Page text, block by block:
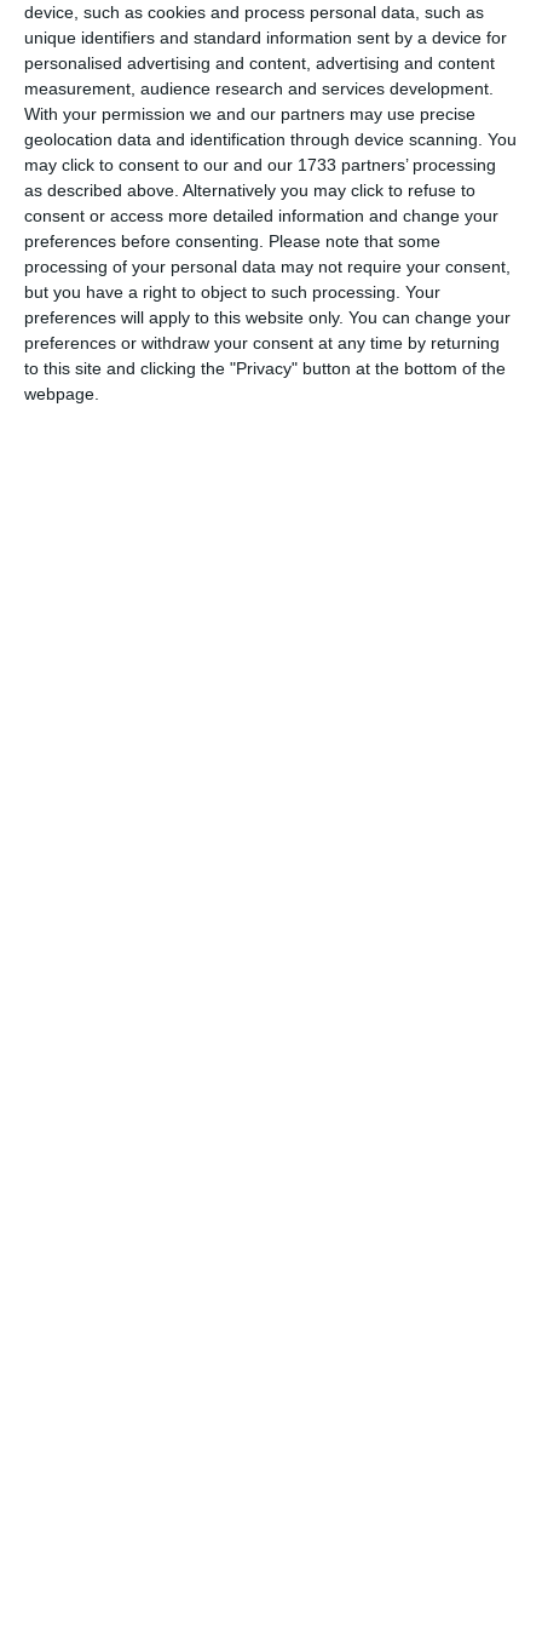
device, such as cookies and process personal data, such as
unique identifiers and standard information sent by a device for
personalised advertising and content, advertising and content
measurement, audience research and services development.
With your permission we and our partners may use precise
geolocation data and identification through device scanning. You
may click to consent to our and our 1733 partners’ processing
as described above. Alternatively you may click to refuse to
consent or access more detailed information and change your
preferences before consenting.
Please note that some
processing of your personal data may not require your consent,
but you have a right to object to such processing. Your
preferences will apply to this website only. You can change your
preferences or withdraw your consent at any time by returning
to this site and clicking the "Privacy" button at the bottom of the
webpage.
în ceea ce privește turbiditatea și culoarea. În astfel de
situații, recomandăm evitarea consumului de apă
pentru băut și utilizarea acesteia doar în scopuri
casnice și menajere, până la limpezire - transmite SC
RAJA SA
PRECIZĂRI:
Legea 190 din 2018, la articolul 7, menţionează că
activitatea jurnalistică este exonerată de la unele
prevederi ale Regulamentului GDPR, dacă se păstrează
un echilibru între libertatea de exprimare şi protecţia
datelor cu caracter personal.